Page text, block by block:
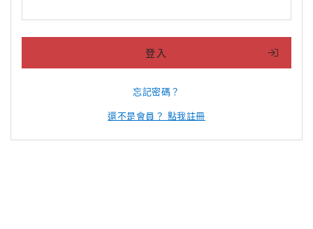
登入
忘記密碼？
還不是會員？ 點我註冊